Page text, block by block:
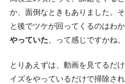
か、面倒なときもありました。
と後でツケが回ってくるのはわか
やっていた 、って感じですかね。
とりあえずは、動画を見てるだ
イズをやっているだけで掃除さ